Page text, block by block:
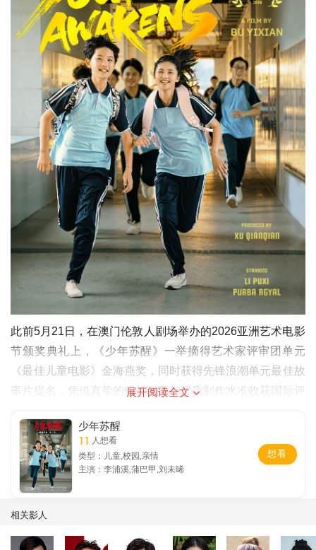
此前5月21日，在澳门伦敦人剧场举办的2026亚洲艺术电影
节颁奖典礼上，《少年苏醒》一举摘得艺术家评审团单元
《最佳儿童电影》金海燕奖，同时获得先锋浪潮单元最佳故
事片提名，凭借真挚的成长叙事与优质制作水准收获国际评
展开阅读全文
少年苏醒
11 人想看
类型：儿童,校园,亲情
主演：李浦溪,蒲巴甲,刘未晞
想看
相关影人